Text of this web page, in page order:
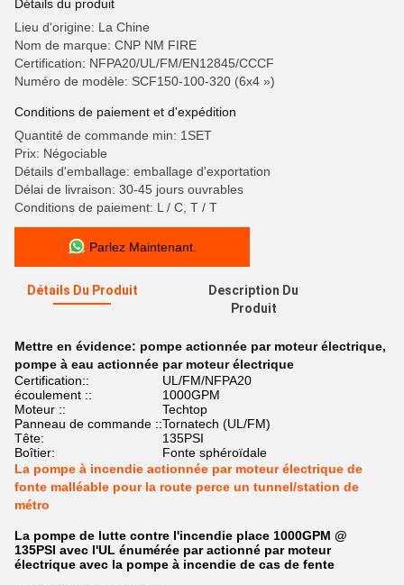
Détails du produit
Lieu d'origine: La Chine
Nom de marque: CNP NM FIRE
Certification: NFPA20/UL/FM/EN12845/CCCF
Numéro de modèle: SCF150-100-320 (6x4 »)
Conditions de paiement et d'expédition
Quantité de commande min: 1SET
Prix: Négociable
Détails d'emballage: emballage d'exportation
Délai de livraison: 30-45 jours ouvrables
Conditions de paiement: L / C, T / T
Parlez Maintenant.
Détails Du Produit
Description Du
Produit
Mettre en évidence: pompe actionnée par moteur électrique,
pompe à eau actionnée par moteur électrique
Certification::
UL/FM/NFPA20
écoulement ::
1000GPM
Moteur ::
Techtop
Panneau de commande ::Tornatech (UL/FM)
Tête:
135PSI
Boîtier:
Fonte sphéroïdale
La pompe à incendie actionnée par moteur électrique de
fonte malléable pour la route perce un tunnel/station de
métro
La pompe de lutte contre l'incendie place 1000GPM @
135PSI avec l'UL énumérée par actionné par moteur
électrique avec la pompe à incendie de cas de fente